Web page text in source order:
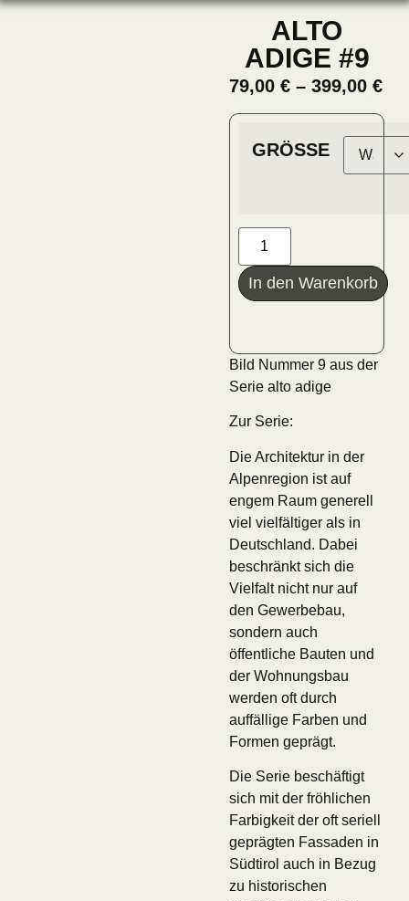
ALTO
ADIGE #9
79,00 €– 399,00 €
GRÖSSE
In den Warenkorb
Bild Nummer 9 aus der
Serie alto adige
Zur Serie:
Die Architektur in der
Alpenregion ist auf
engem Raum generell
viel vielfältiger als in
Deutschland. Dabei
beschränkt sich die
Vielfalt nicht nur auf
den Gewerbebau,
sondern auch
öffentliche Bauten und
der Wohnungsbau
werden oft durch
auffällige Farben und
Formen geprägt.
Die Serie beschäftigt
sich mit der fröhlichen
Farbigkeit der oft seriell
geprägten Fassaden in
Südtirol auch in Bezug
zu historischen